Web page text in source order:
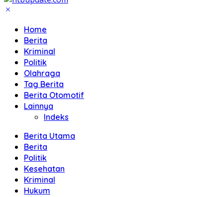
Home
Berita
Kriminal
Politik
Olahraga
Tag Berita
Berita Otomotif
Lainnya
Indeks
Berita Utama
Berita
Politik
Kesehatan
Kriminal
Hukum